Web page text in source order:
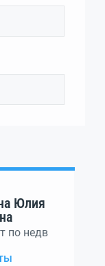
Юлия
по недв